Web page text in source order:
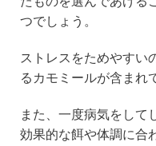
つでしょう。
ストレスをためやすい
るカモミールが含まれ
また、一度病気をして
効果的な餌や体調に合